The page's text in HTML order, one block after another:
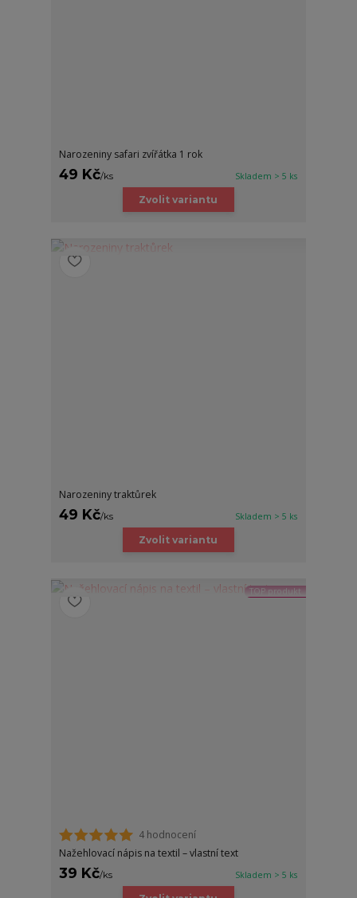
Narozeniny safari zvířátka 1 rok
49 Kč/ks Skladem > 5 ks
Zvolit variantu
Narozeniny traktůrek
49 Kč/ks Skladem > 5 ks
Zvolit variantu
TOP produkt
4 hodnocení
Nažehlovací nápis na textil – vlastní text
39 Kč/ks Skladem > 5 ks